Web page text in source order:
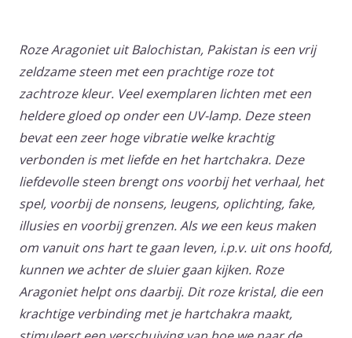
Roze Aragoniet uit Balochistan, Pakistan is een vrij
zeldzame steen met een prachtige roze tot
zachtroze kleur. Veel exemplaren lichten met een
heldere gloed op onder een UV-lamp. Deze steen
bevat een zeer hoge vibratie welke krachtig
verbonden is met liefde en het hartchakra. Deze
liefdevolle steen brengt ons voorbij het verhaal, het
spel, voorbij de nonsens, leugens, oplichting, fake,
illusies en voorbij grenzen. Als we een keus maken
om vanuit ons hart te gaan leven, i.p.v. uit ons hoofd,
kunnen we achter de sluier gaan kijken. Roze
Aragoniet helpt ons daarbij. Dit roze kristal, die een
krachtige verbinding met je hartchakra maakt,